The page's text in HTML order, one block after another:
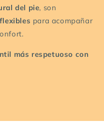
del pie, son
para acompañar
más respetuoso con